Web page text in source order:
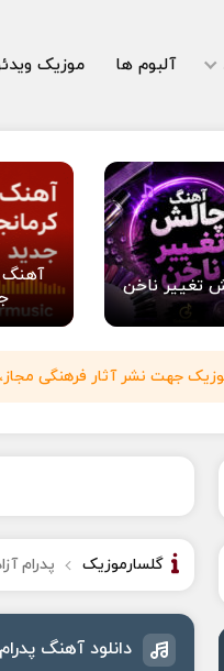
آلبوم ها موزیک
تغییر ناخن
آهنگ
جهت نشر آثار فرهنگی
گلسارموزیک پدرام
دانلود آهنگ